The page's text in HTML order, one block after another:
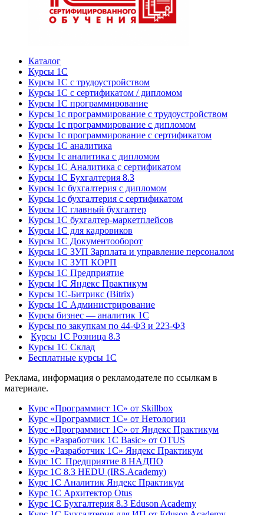
Каталог
Курсы 1С
Курсы 1С с трудоустройством
Курсы 1С с сертификатом / дипломом
Курсы 1С программирование
Курсы 1с программирование с трудоустройством
Курсы 1с программирование с дипломом
Курсы 1с программирование с сертификатом
Курсы 1С аналитика
Курсы 1с аналитика с дипломом
Курсы 1С Аналитика с сертификатом
Курсы 1С Бухгалтерия 8.3
Курсы 1с бухгалтерия с дипломом
Курсы 1с бухгалтерия с сертификатом
Курсы 1С главный бухгалтер
Курсы 1С бухгалтер-маркетплейсов
Курсы 1С для кадровиков
Курсы 1С Документооборот
Курсы 1С ЗУП Зарплата и управление персоналом
Курсы 1С ЗУП КОРП
Курсы 1С Предприятие
Курсы 1С Яндекс Практикум
Курсы 1С-Битрикс (Bitrix)
Курсы 1С Администрирование
Курсы бизнес — аналитик 1С
Курсы по закупкам по 44‑ФЗ и 223‑ФЗ
Курсы 1С Розница 8.3
Курсы 1С Склад
Бесплатные курсы 1С
Реклама, информация о рекламодателе по ссылкам в
материале.
Курс «Программист 1С» от Skillbox
Курс «Программист 1С» от Нетологии
Курс «Программист 1С» от Яндекс Практикум
Курс «Разработчик 1С Basic» от OTUS
Курс «Разработчик 1С» Яндекс Практикум
Курс 1С Предприятие 8 НАДПО
Курс 1С 8.3 HEDU (IRS.Academy)
Курс 1С Аналитик Яндекс Практикум
Курс 1С Архитектор Otus
Курс 1С Бухгалтерия 8.3 Eduson Academy